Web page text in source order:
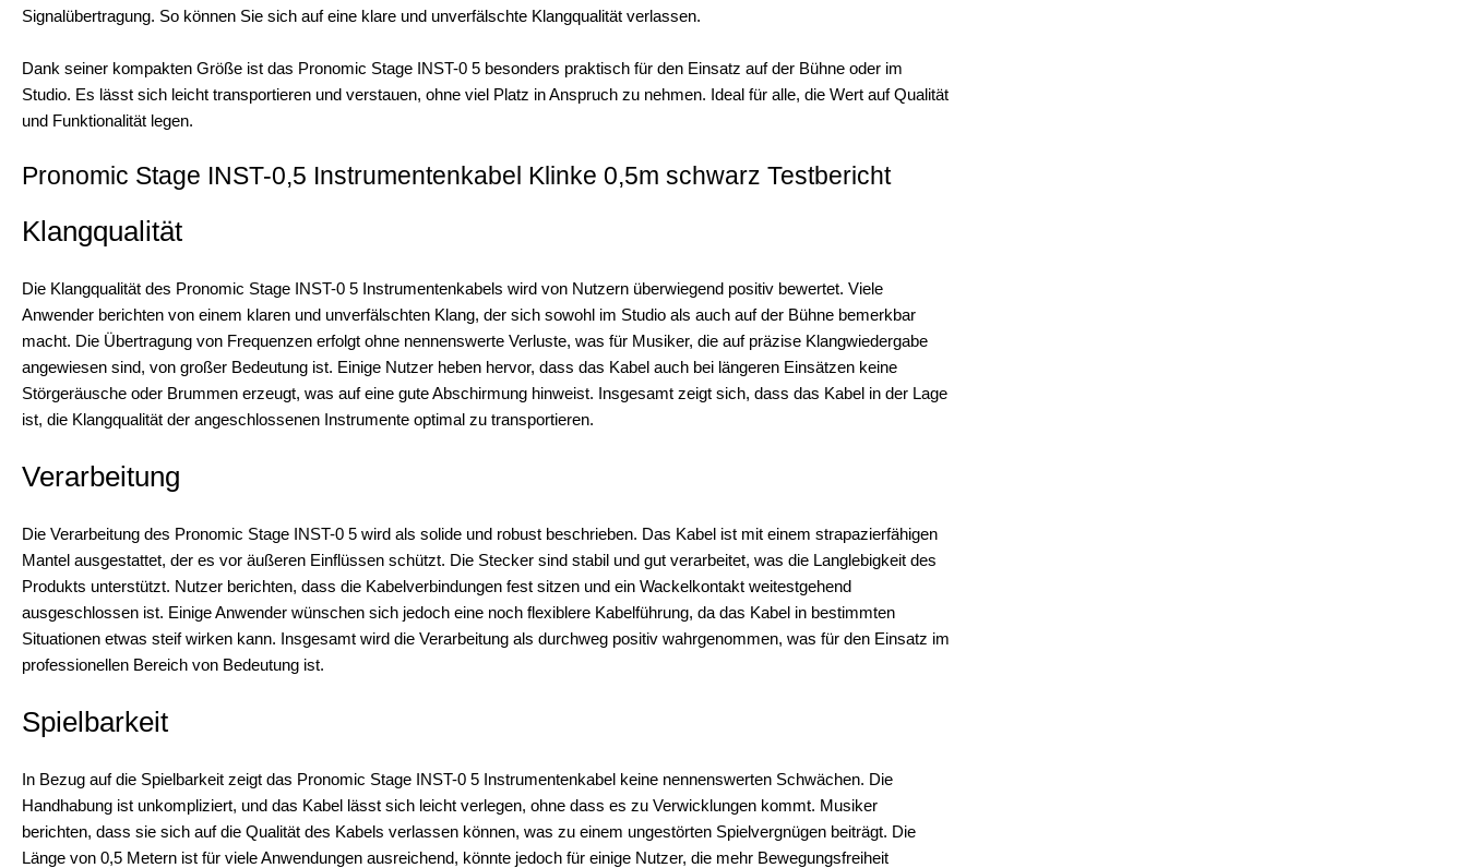
Signalübertragung. So können Sie sich auf eine klare und unverfälschte Klangqualität verlassen.
Dank seiner kompakten Größe ist das Pronomic Stage INST-0 5 besonders praktisch für den Einsatz auf der Bühne oder im
Studio. Es lässt sich leicht transportieren und verstauen, ohne viel Platz in Anspruch zu nehmen. Ideal für alle, die Wert auf Qualität
und Funktionalität legen.
Pronomic Stage INST-0,5 Instrumentenkabel Klinke 0,5m schwarz Testbericht
Klangqualität
Die Klangqualität des Pronomic Stage INST-0 5 Instrumentenkabels wird von Nutzern überwiegend positiv bewertet. Viele
Anwender berichten von einem klaren und unverfälschten Klang, der sich sowohl im Studio als auch auf der Bühne bemerkbar
macht. Die Übertragung von Frequenzen erfolgt ohne nennenswerte Verluste, was für Musiker, die auf präzise Klangwiedergabe
angewiesen sind, von großer Bedeutung ist. Einige Nutzer heben hervor, dass das Kabel auch bei längeren Einsätzen keine
Störgeräusche oder Brummen erzeugt, was auf eine gute Abschirmung hinweist. Insgesamt zeigt sich, dass das Kabel in der Lage
ist, die Klangqualität der angeschlossenen Instrumente optimal zu transportieren.
Verarbeitung
Die Verarbeitung des Pronomic Stage INST-0 5 wird als solide und robust beschrieben. Das Kabel ist mit einem strapazierfähigen
Mantel ausgestattet, der es vor äußeren Einflüssen schützt. Die Stecker sind stabil und gut verarbeitet, was die Langlebigkeit des
Produkts unterstützt. Nutzer berichten, dass die Kabelverbindungen fest sitzen und ein Wackelkontakt weitestgehend
ausgeschlossen ist. Einige Anwender wünschen sich jedoch eine noch flexiblere Kabelführung, da das Kabel in bestimmten
Situationen etwas steif wirken kann. Insgesamt wird die Verarbeitung als durchweg positiv wahrgenommen, was für den Einsatz im
professionellen Bereich von Bedeutung ist.
Spielbarkeit
In Bezug auf die Spielbarkeit zeigt das Pronomic Stage INST-0 5 Instrumentenkabel keine nennenswerten Schwächen. Die
Handhabung ist unkompliziert, und das Kabel lässt sich leicht verlegen, ohne dass es zu Verwicklungen kommt. Musiker
berichten, dass sie sich auf die Qualität des Kabels verlassen können, was zu einem ungestörten Spielvergnügen beiträgt. Die
Länge von 0,5 Metern ist für viele Anwendungen ausreichend, könnte jedoch für einige Nutzer, die mehr Bewegungsfreiheit